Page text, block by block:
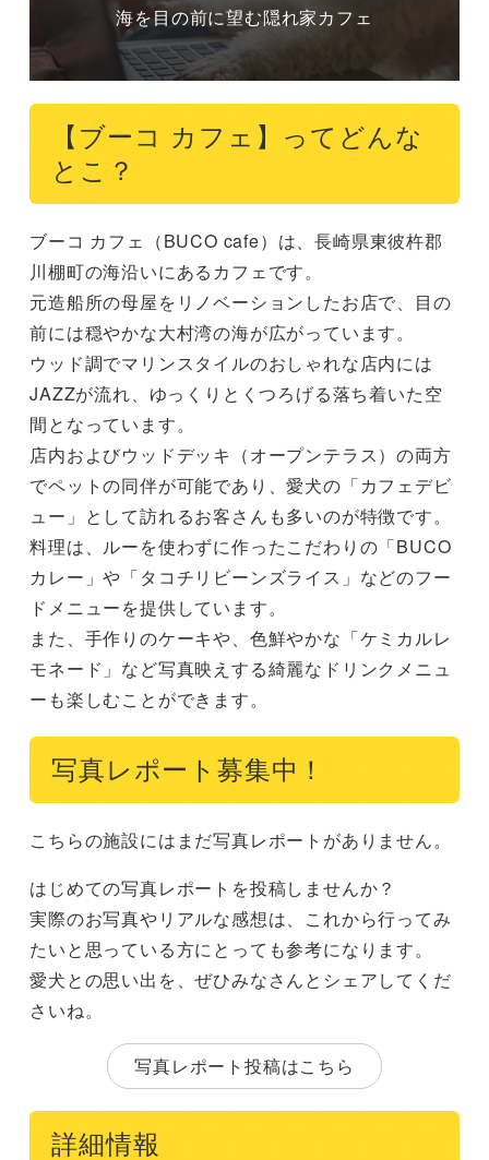
海を目の前に望む隠れ家カフェ
【ブーコ カフェ】ってどんな
とこ？
ブーコ カフェ（BUCO cafe）は、長崎県東彼杵郡
川棚町の海沿いにあるカフェです。
元造船所の母屋をリノベーションしたお店で、目の
前には穏やかな大村湾の海が広がっています。
ウッド調でマリンスタイルのおしゃれな店内には
JAZZが流れ、ゆっくりとくつろげる落ち着いた空
間となっています。
店内およびウッドデッキ（オープンテラス）の両方
でペットの同伴が可能であり、愛犬の「カフェデビ
ュー」として訪れるお客さんも多いのが特徴です。
料理は、ルーを使わずに作ったこだわりの「BUCO
カレー」や「タコチリビーンズライス」などのフー
ドメニューを提供しています。
また、手作りのケーキや、色鮮やかな「ケミカルレ
モネード」など写真映えする綺麗なドリンクメニュ
ーも楽しむことができます。
写真レポート募集中！
こちらの施設にはまだ写真レポートがありません。
はじめての写真レポートを投稿しませんか？
実際のお写真やリアルな感想は、これから行ってみ
たいと思っている方にとっても参考になります。
愛犬との思い出を、ぜひみなさんとシェアしてくだ
さいね。
写真レポート投稿はこちら
詳細情報